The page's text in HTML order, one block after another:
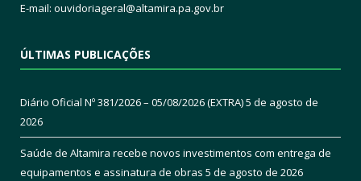
E-mail: ouvidoriageral@altamira.pa.gov.br
ÚLTIMAS PUBLICAÇÕES
Diário Oficial Nº 381/2026 – 05/08/2026 (EXTRA)5 de agosto de
2026
Saúde de Altamira recebe novos investimentos com entrega de
equipamentos e assinatura de obras 5 de agosto de 2026